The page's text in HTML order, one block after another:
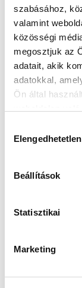
szabásához,
valamint
közösségi
megosztjuk az
adatait, akik
adatokkal,
Ön által
kiválasztása
Elengedhetetlen
Beállítások
Statisztikai
Marketing
2026-08-07
pedig cserélt.